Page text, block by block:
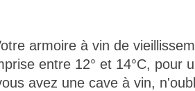
armoire à vin de
entre 12° et 14°C, pour
avez une cave à vin,